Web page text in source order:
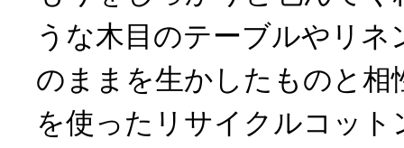
うな木目のテーブルやリネ
のままを生かしたものと
を使ったリサイクルコット